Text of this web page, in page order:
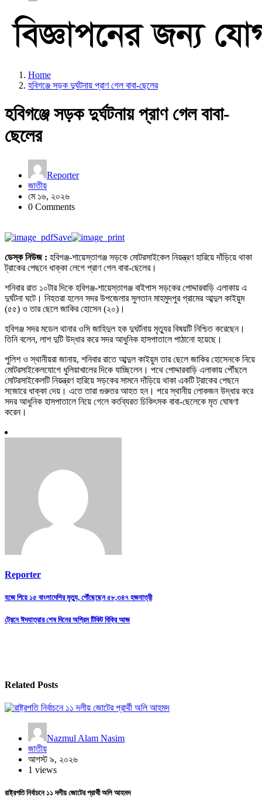
Home
হবিগঞ্জে সড়ক দুর্ঘটনায় প্রাণ গেল বাবা-ছেলের
হবিগঞ্জে সড়ক দুর্ঘটনায় প্রাণ গেল বাবা-
ছেলের
Reporter
জাতীয়
মে ১৬, ২০২৬
0 Comments
Save
ডেস্ক নিউজ : হবিগঞ্জ-শায়েস্তাগঞ্জ সড়কে মোটরসাইকেল নিয়ন্ত্রণ হারিয়ে দাঁড়িয়ে থাকা
ট্রাকের পেছনে ধাক্কা লেগে প্রাণ গেল বাবা-ছেলের।
শনিবার রাত ১০টার দিকে হবিগঞ্জ-শায়েস্তাগঞ্জ বাইপাস সড়কের পোদ্দারবাড়ি এলাকায় এ
দুর্ঘটনা ঘটে। নিহতরা হলেন সদর উপজেলার সুলতান মাহমুদপুর গ্রামের আব্দুল কাইয়ুম
(৫৫) ও তার ছেলে জাকির হোসেন (২০)।
হবিগঞ্জ সদর মডেল থানার ওসি জাহিদুল হক দুঘর্টনায় মৃত্যুর বিষয়টি নিশ্চিত করেছেন।
তিনি বলেন, লাশ দুটি উদ্ধার করে সদর আধুনিক হাসপাতালে পাঠানো হয়েছে।
পুলিশ ও স্থানীয়রা জানায়, শনিবার রাতে আব্দুল কাইয়ুম তার ছেলে জাকির হোসেনকে নিয়ে
মোটরসাইকেলযোগে ধুলিয়াখালের দিকে যাচ্ছিলেন। পথে পোদ্দারবাড়ি এলাকায় পৌঁছলে
মোটরসাইকেলটি নিয়ন্ত্রণ হারিয়ে সড়কের সামনে দাঁড়িয়ে থাকা একটি ট্রাকের পেছনে
সজোরে ধাক্কা দেয়। এতে তারা গুরুতর আহত হন। পরে স্থানীয় লোকজন উদ্ধার করে
সদর আধুনিক হাসপাতালে নিয়ে গেলে কর্তব্যরত চিকিৎসক বাবা-ছেলেকে মৃত ঘোষণা
করেন।
Reporter
Post
navigation
হজে গিয়ে ১৫ বাংলাদেশির মৃত্যু, পৌঁছেছেন ৫৮,৩৪৭ হজযাত্রী
ট্রেনে ঈদযাত্রার শেষ দিনের অগ্রিম টিকিট বিক্রি আজ
Related Posts
Nazmul Alam Nasim
জাতীয়
আগস্ট ৯, ২০২৬
1 views
রাষ্ট্রপতি নির্বাচনে ১১ দলীয় জোটের প্রার্থী অলি আহমদ